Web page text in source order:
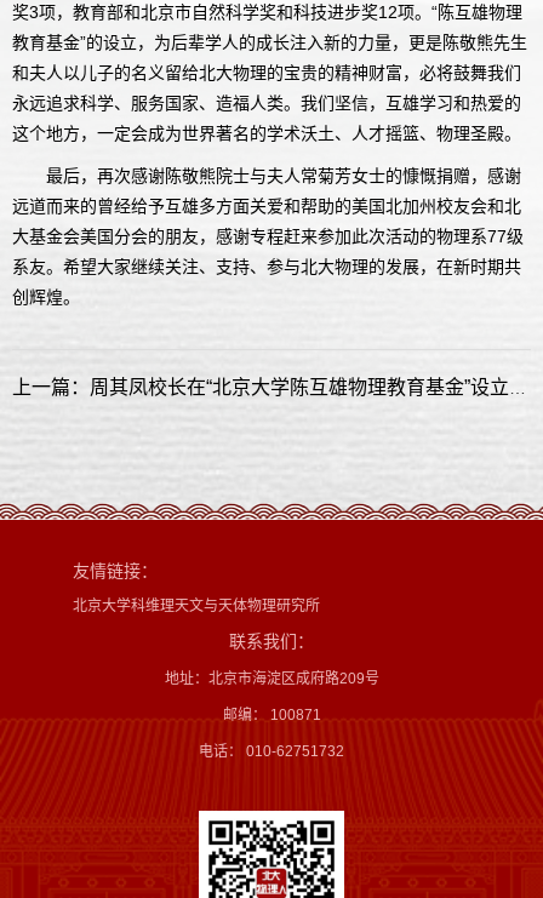
奖3项，教育部和北京市自然科学奖和科技进步奖12项。“陈互雄物理
教育基金”的设立，为后辈学人的成长注入新的力量，更是陈敬熊先生
和夫人以儿子的名义留给北大物理的宝贵的精神财富，必将鼓舞我们
永远追求科学、服务国家、造福人类。我们坚信，互雄学习和热爱的
这个地方，一定会成为世界著名的学术沃土、人才摇篮、物理圣殿。
最后，再次感谢陈敬熊院士与夫人常菊芳女士的慷慨捐赠，感谢
远道而来的曾经给予互雄多方面关爱和帮助的美国北加州校友会和北
大基金会美国分会的朋友，感谢专程赶来参加此次活动的物理系77级
系友。希望大家继续关注、支持、参与北大物理的发展，在新时期共
创辉煌。
友情链接：
北京大学科维理天文与天体物理研究所
联系我们：
地址：北京市海淀区成府路209号
邮编： 100871
电话： 010-62751732